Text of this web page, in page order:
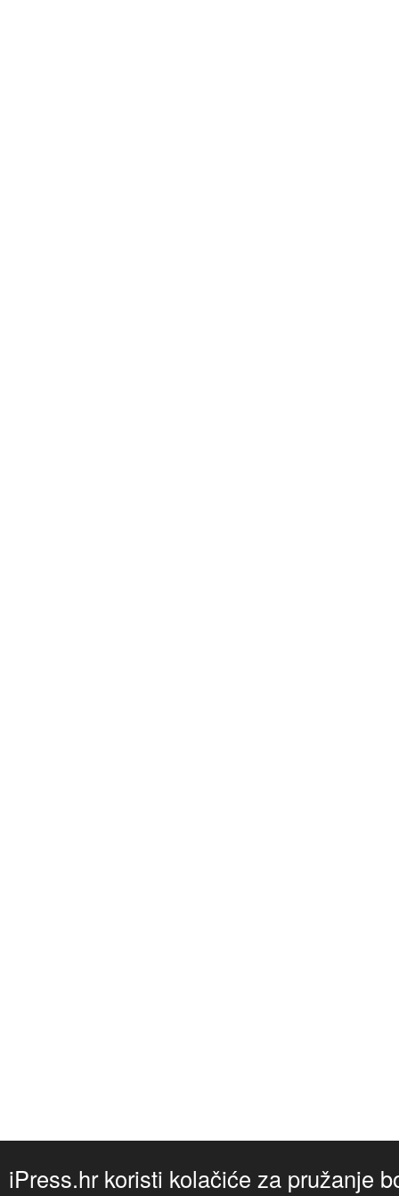
iPress.hr koristi kolačiće za pružanje